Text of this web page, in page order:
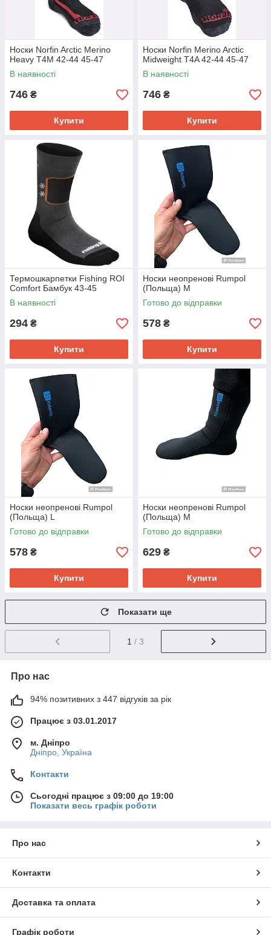
Носки Norfin Arctic Merino
Heavy T4M 42-44 45-47
В наявності
746 ₴
Купити
Носки Norfin Merino Arctic
Midweight T4A 42-44 45-47
В наявності
746 ₴
Купити
Термошкарпетки Fishing ROI
Comfort Бамбук 43-45
В наявності
294 ₴
Купити
Носки неопренові Rumpol
(Польща) M
Готово до відправки
578 ₴
Купити
Носки неопренові Rumpol
(Польща) L
Готово до відправки
578 ₴
Купити
Носки неопренові Rumpol
(Польща) M
Готово до відправки
629 ₴
Купити
Показати ще
1 / 3
Про нас
94% позитивних з 447 відгуків за рік
Працює з 03.01.2017
м. Дніпро
Дніпро, Україна
Контакти
Сьогодні працює з 09:00 до 19:00
Показати весь графік роботи
Про нас
Контакти
Доставка та оплата
Графік роботи